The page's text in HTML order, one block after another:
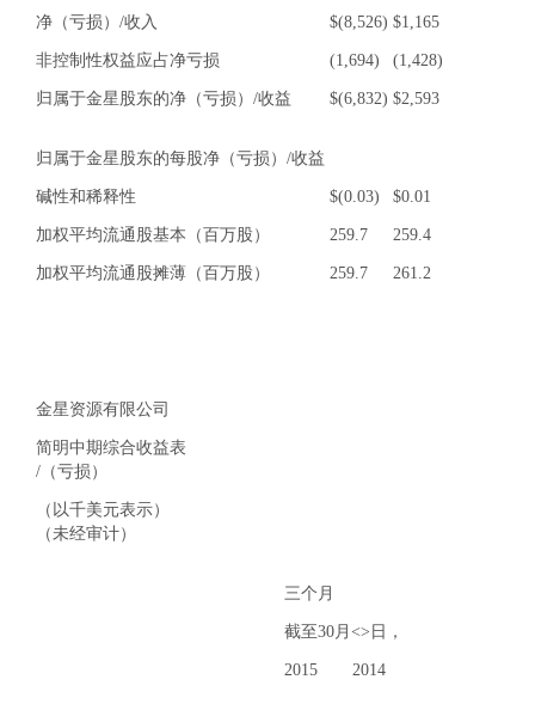
净（亏损）/收入 $(8,526) $1,165
非控制性权益应占净亏损 (1,694) (1,428)
归属于金星股东的净（亏损）/收益 $(6,832) $2,593
归属于金星股东的每股净（亏损）/收益
碱性和稀释性 $(0.03) $0.01
加权平均流通股基本（百万股） 259.7 259.4
加权平均流通股摊薄（百万股） 259.7 261.2
金星资源有限公司
简明中期综合收益表
/（亏损）
（以千美元表示）
（未经审计）
三个月
截至30月<>日，
2015 2014